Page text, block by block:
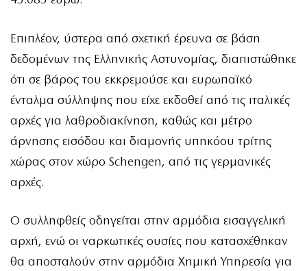
Επιπλέον, ύστερα από σχετική έρευνα σε βάση
δεδομένων της Ελληνικής Αστυνομίας, διαπιστώθηκε
ότι σε βάρος του εκκρεμούσε και ευρωπαϊκό
ένταλμα σύλληψης που είχε εκδοθεί από τις ιταλικές
αρχές για λαθροδιακίνηση, καθώς και μέτρο
άρνησης εισόδου και διαμονής υπηκόου τρίτης
χώρας στον χώρο Schengen, από τις γερμανικές
αρχές.
Ο συλληφθείς οδηγείται στην αρμόδια εισαγγελική
αρχή, ενώ οι ναρκωτικές ουσίες που κατασχέθηκαν
θα αποσταλούν στην αρμόδια Χημική Υπηρεσία για